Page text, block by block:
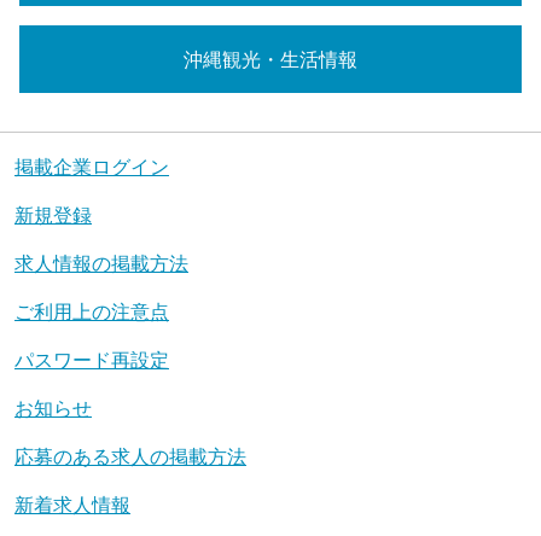
沖縄観光・生活情報
掲載企業ログイン
新規登録
求人情報の掲載方法
ご利用上の注意点
パスワード再設定
お知らせ
応募のある求人の掲載方法
新着求人情報